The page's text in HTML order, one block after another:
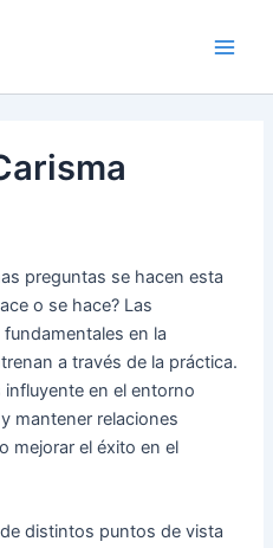
preguntas se hacen esta
o se hace? Las
en la
a través de la práctica.
en el entorno
mantener relaciones
mejorar el éxito en el
distintos puntos de vista